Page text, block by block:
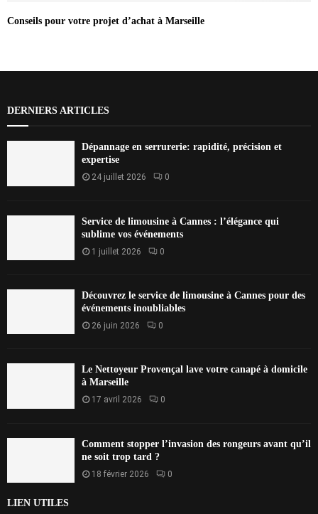
Conseils pour votre projet d’achat à Marseille
DERNIERS ARTICLES
Dépannage en serrurerie: rapidité, précision et
expertise
24 juillet 2026 0
Service de limousine à Cannes : l’élégance qui
sublime vos événements
1 juillet 2026 0
Découvrez le service de limousine à Cannes pour des
événements inoubliables
26 juin 2026 0
Le Nettoyeur Provençal lave votre canapé à domicile
à Marseille
17 avril 2026 0
Comment stopper l’invasion des rongeurs avant qu’il
ne soit trop tard ?
18 février 2026 0
LIEN UTILES